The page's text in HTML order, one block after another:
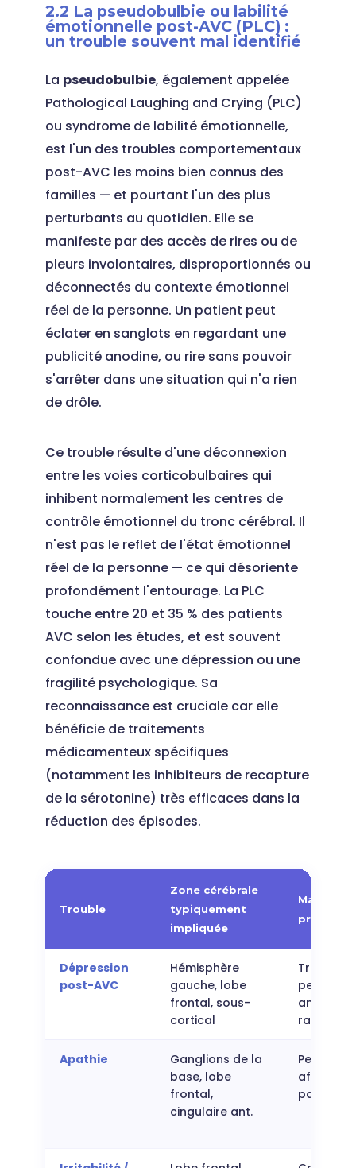
2.2 La pseudobulbie ou labilité
émotionnelle post-AVC (PLC) :
un trouble souvent mal identifié
La pseudobulbie, également appelée
Pathological Laughing and Crying (PLC)
ou syndrome de labilité émotionnelle,
est l'un des troubles comportementaux
post-AVC les moins bien connus des
familles — et pourtant l'un des plus
perturbants au quotidien. Elle se
manifeste par des accès de rires ou de
pleurs involontaires, disproportionnés ou
déconnectés du contexte émotionnel
réel de la personne. Un patient peut
éclater en sanglots en regardant une
publicité anodine, ou rire sans pouvoir
s'arrêter dans une situation qui n'a rien
de drôle.
Ce trouble résulte d'une déconnexion
entre les voies corticobulbaires qui
inhibent normalement les centres de
contrôle émotionnel du tronc cérébral. Il
n'est pas le reflet de l'état émotionnel
réel de la personne — ce qui désoriente
profondément l'entourage. La PLC
touche entre 20 et 35 % des patients
AVC selon les études, et est souvent
confondue avec une dépression ou une
fragilité psychologique. Sa
reconnaissance est cruciale car elle
bénéficie de traitements
médicamenteux spécifiques
(notamment les inhibiteurs de recapture
de la sérotonine) très efficaces dans la
réduction des épisodes.
Trouble
Zone cérébrale
typiquement
impliquée
Dépression
post-AVC
Hémisphère
gauche, lobe
frontal, sous-
cortical
Tristesse
Apathie
Ganglions de la
base, lobe
frontal,
cingulaire ant.
Perte
affect
passivité